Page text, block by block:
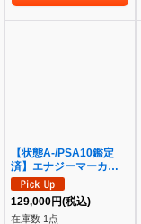
【状態A-/PSA10鑑定
済】エナジーマーカー
(背景金/神龍)《-》{E-
32}
129,000円(税込)
在庫数 1点